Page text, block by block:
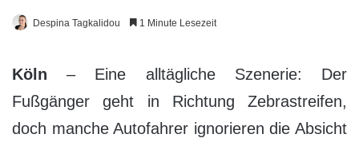
Despina Tagkalidou 1 Minute Lesezeit
Köln – Eine alltägliche Szenerie: Der
Fußgänger geht in Richtung Zebrastreifen,
doch manche Autofahrer ignorieren die Absicht